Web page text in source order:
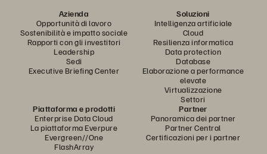
Azienda
Opportunità di lavoro
Sostenibilità e impatto sociale
Rapporti con gli investitori
Leadership
Sedi
Executive Briefing Center
Soluzioni
Intelligenza artificiale
Cloud
Resilienza informatica
Data protection
Database
Elaborazione a performance
elevate
Virtualizzazione
Settori
Piattaforma e prodotti
Enterprise Data Cloud
La piattaforma Everpure
Evergreen//One
FlashArray
Partner
Panoramica dei partner
Partner Central
Certificazioni per i partner